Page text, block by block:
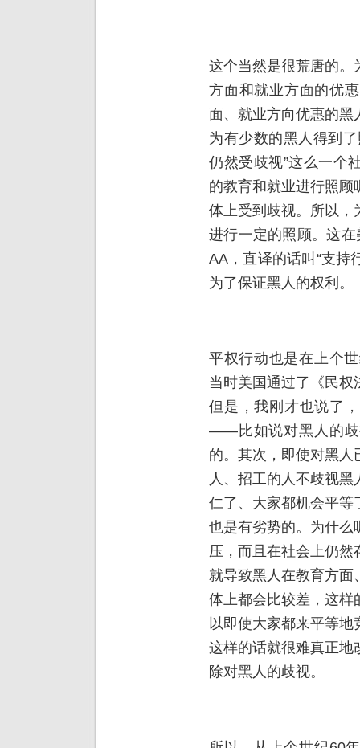
这个当然是很荒唐的。
方面和就业方面的优
面、就业方向优惠的黑
为有少数的黑人得到
仍然受歧视”这么一个
的教育和就业进行照
体上受到歧视。所以，
进行一定的照顾。这
AA，直译的话叫“支持
为了保证黑人的权利。
平权行动也是在上个
当时美国通过了《民
但是，我刚才也说了
——比如说对黑人的歧
的。其次，即使对黑
人、招工的人不歧视
仁了、大家都机会平等
也是有劣势的。为什么
压，而且在社会上仍
就导致黑人在教育方
体上都会比较差，这样
以即使大家都来平等
这样的话就很难真正地
除对黑人的歧视。